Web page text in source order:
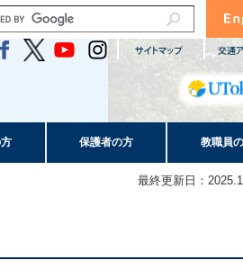
保護者の方 教職員
最終更新日：